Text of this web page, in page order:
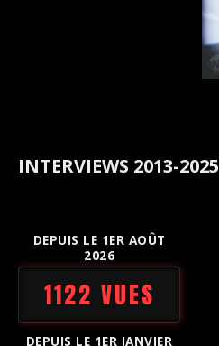
INTERVIEWS 2013-2025
DEPUIS LE 1ER AOÛT
2026
1122 VUES
DEPUIS LE 1ER JANVIER